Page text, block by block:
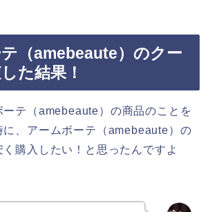
（amebeaute）のクー
た結果！
ーテ（amebeaute）の商品のことを
に、アームボーテ（amebeaute）の
購入したい！と思ったんですよ